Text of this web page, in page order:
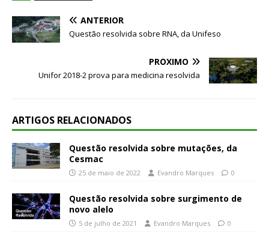
ANTERIOR
Questão resolvida sobre RNA, da Unifeso
PRÓXIMO
Unifor 2018-2 prova para medicina resolvida
ARTIGOS RELACIONADOS
Questão resolvida sobre mutações, da
Cesmac
25 de maio de 2022 Evandro Marques 0
Questão resolvida sobre surgimento de
novo alelo
5 de julho de 2021 Evandro Marques 0